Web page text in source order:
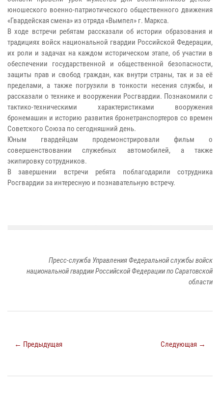
юношеского военно-патриотического общественного движения
«Гвардейская смена» из отряда «Вымпел» г. Маркса.
В ходе встречи ребятам рассказали об истории образования и
традициях войск национальной гвардии Российской Федерации,
их роли и задачах на каждом историческом этапе, об участии в
обеспечении государственной и общественной безопасности,
защиты прав и свобод граждан, как внутри страны, так и за её
пределами, а также погрузили в тонкости несения службы, и
рассказали о технике и вооружении Росгвардии. Познакомили с
тактико-техническими характеристиками вооружения
бронемашин и историю развития бронетранспортеров со времен
Советского Союза по сегодняшний день.
Юным гвардейцам продемонстрировали фильм о
совершенствовании служебных автомобилей, а также
экипировку сотрудников.
В завершении встречи ребята поблагодарили сотрудника
Росгвардии за интересную и познавательную встречу.
Пресс-служба Управления Федеральной службы войск
национальной гвардии Российской Федерации по Саратовской
области
← Предыдущая Следующая →